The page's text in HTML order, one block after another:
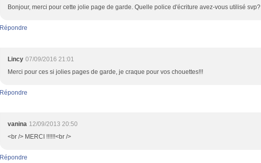
Bonjour, merci pour cette jolie page de garde. Quelle police d'écriture avez-vous utilisé svp?
Répondre
Lincy 07/09/2016 21:01
Merci pour ces si jolies pages de garde, je craque pour vos chouettes!!!
Répondre
vanina 12/09/2013 20:50
<br /> MERCI !!!!!!<br />
Répondre